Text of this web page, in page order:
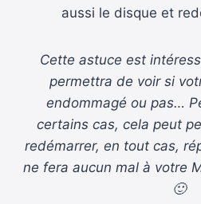
aussi le disque et
Cette astuce est
permettra de voir si
endommagé ou pas…
certains cas, cela peut
redémarrer, en tout cas,
ne fera aucun mal à votre
🙂